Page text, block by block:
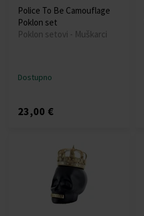
Police To Be Camouflage
Poklon set
Poklon setovi - Muškarci
Dostupno
23,00 €